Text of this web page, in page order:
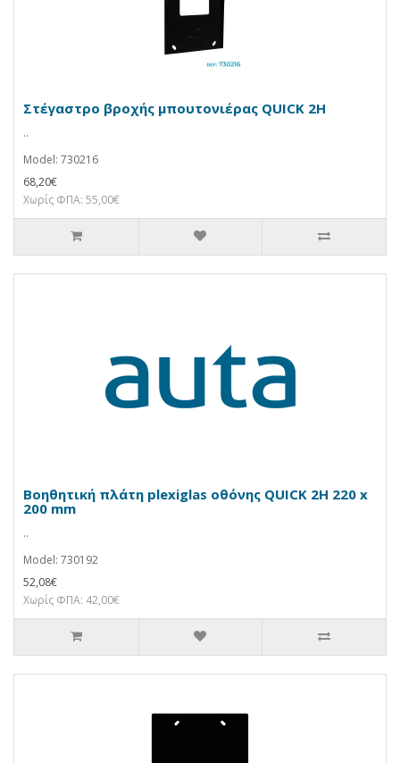
Στέγαστρο βροχής μπουτονιέρας QUICK 2H
..
Model: 730216
68,20€
Χωρίς ΦΠΑ: 55,00€
Βοηθητική πλάτη plexiglas οθόνης QUICK 2H 220 x
200 mm
..
Model: 730192
52,08€
Χωρίς ΦΠΑ: 42,00€